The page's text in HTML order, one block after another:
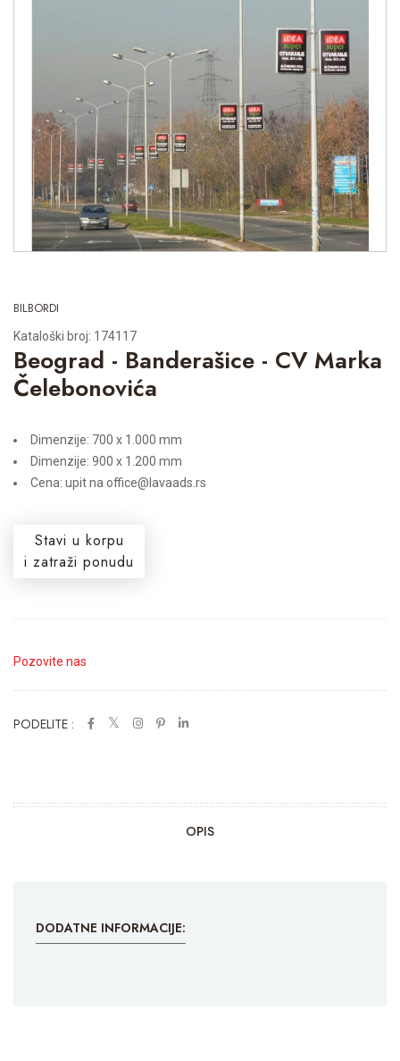
BILBORDI
Kataloški broj: 174117
Beograd - Banderašice - CV Marka
Čelebonovića
Dimenzije: 700 x 1.000 mm
Dimenzije: 900 x 1.200 mm
Cena: upit na office@lavaads.rs
Stavi u korpu
i zatraži ponudu
Pozovite nas
PODELITE :
OPIS
DODATNE INFORMACIJE: